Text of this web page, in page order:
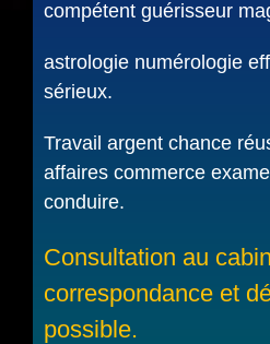
compétent guérisseur
astrologie numérologie
sérieux.
Travail argent chance
affaires commerce
conduire.
Consultation au
correspondance et
possible.